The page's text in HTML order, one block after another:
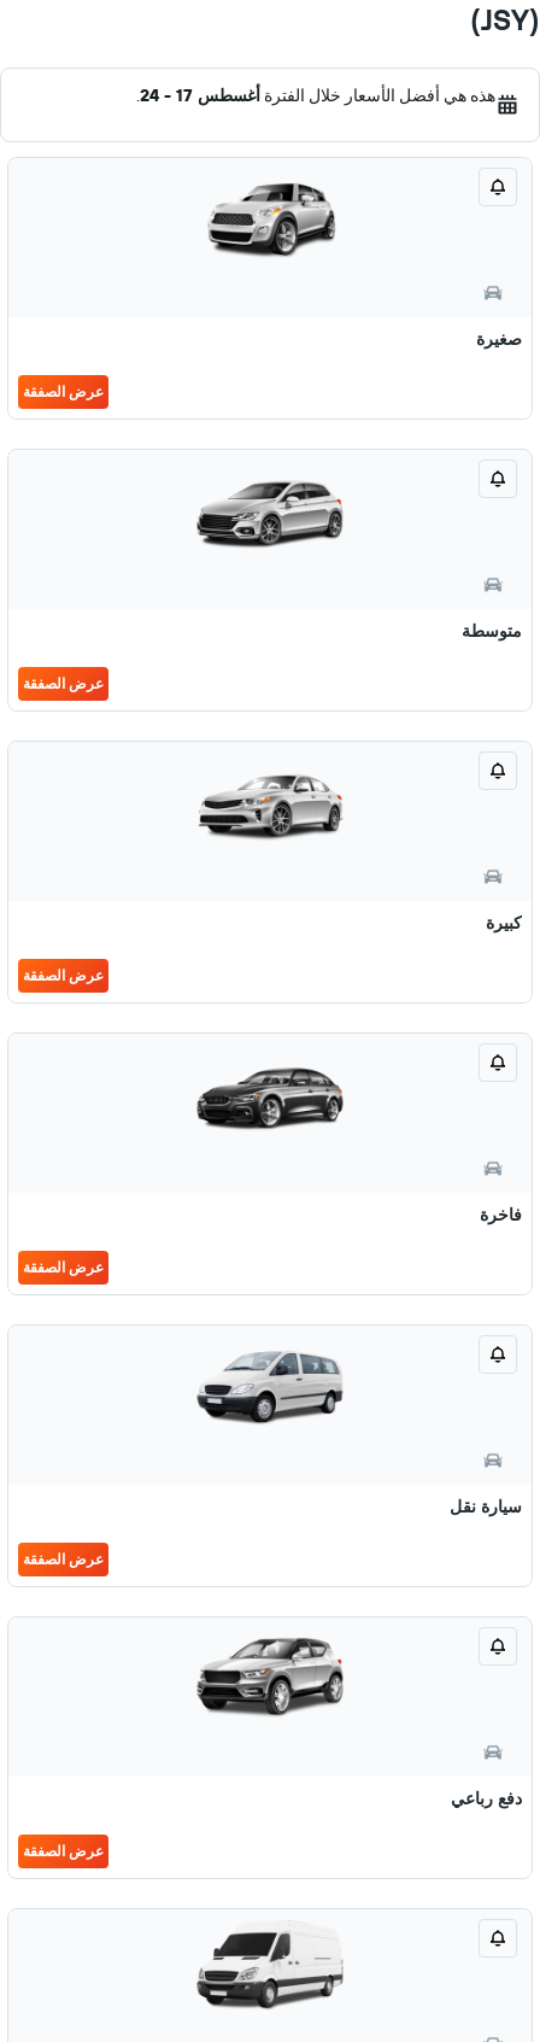
(JSY)
هذه هي أفضل الأسعار خلال الفترة أغسطس 17 - 24 .
صغيرة
عرض الصفقة
متوسطة
عرض الصفقة
كبيرة
عرض الصفقة
فاخرة
عرض الصفقة
سيارة نقل
عرض الصفقة
دفع رباعي
عرض الصفقة